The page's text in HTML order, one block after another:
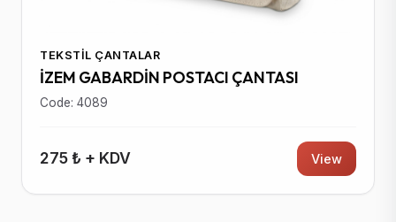
TEKSTIL ÇANTALAR
İZEM GABARDİN POSTACI ÇANTASI
Code: 4089
275 ₺ + KDV View